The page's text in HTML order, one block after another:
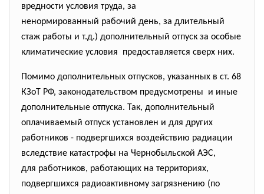
вредности условия труда, за
ненормированный рабочий день, за длительный
стаж работы и т.д.) дополнительный отпуск за особые
климатические условия предоставляется сверх них.
Помимо дополнительных отпусков, указанных в ст. 68
КЗоТ РФ, законодательством предусмотрены и иные
дополнительные отпуска. Так, дополнительный
оплачиваемый отпуск установлен и для других
работников - подвергшихся воздействию радиации
вследствие катастрофы на Чернобыльской АЭС,
для работников, работающих на территориях,
подвергшихся радиоактивному загрязнению (по